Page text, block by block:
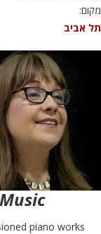
מקום:
תל אביב
piano works